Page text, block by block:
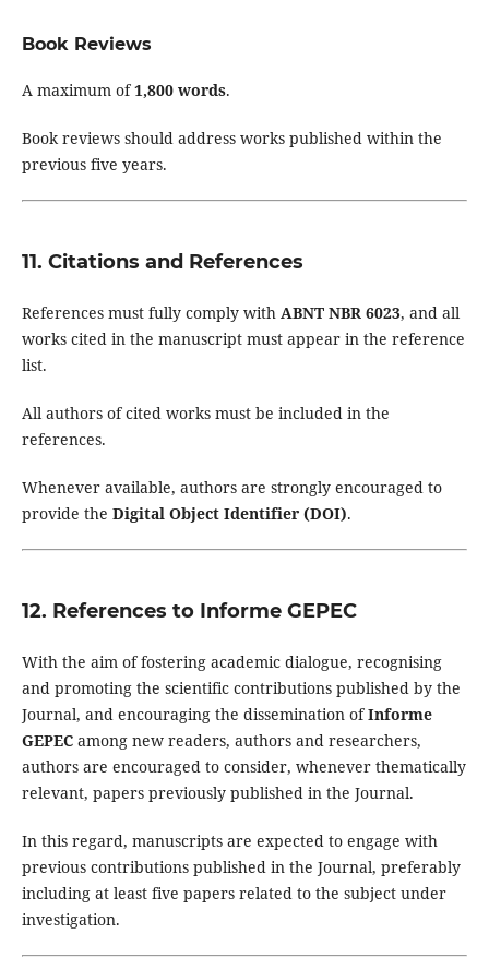
Book Reviews
A maximum of1,800 words.
Book reviews should address works published within the
previous five years.
11. Citations and References
References must fully comply with ABNT NBR 6023, and all
works cited in the manuscript must appear in the reference
list.
All authors of cited works must be included in the
references.
Whenever available, authors are strongly encouraged to
provide the Digital Object Identifier (DOI).
12. References to Informe GEPEC
With the aim of fostering academic dialogue, recognising
and promoting the scientific contributions published by the
Journal, and encouraging the dissemination ofInforme
GEPECamong new readers, authors and researchers,
authors are encouraged to consider, whenever thematically
relevant, papers previously published in the Journal.
In this regard, manuscripts are expected to engage with
previous contributions published in the Journal, preferably
including at least five papers related to the subject under
investigation.